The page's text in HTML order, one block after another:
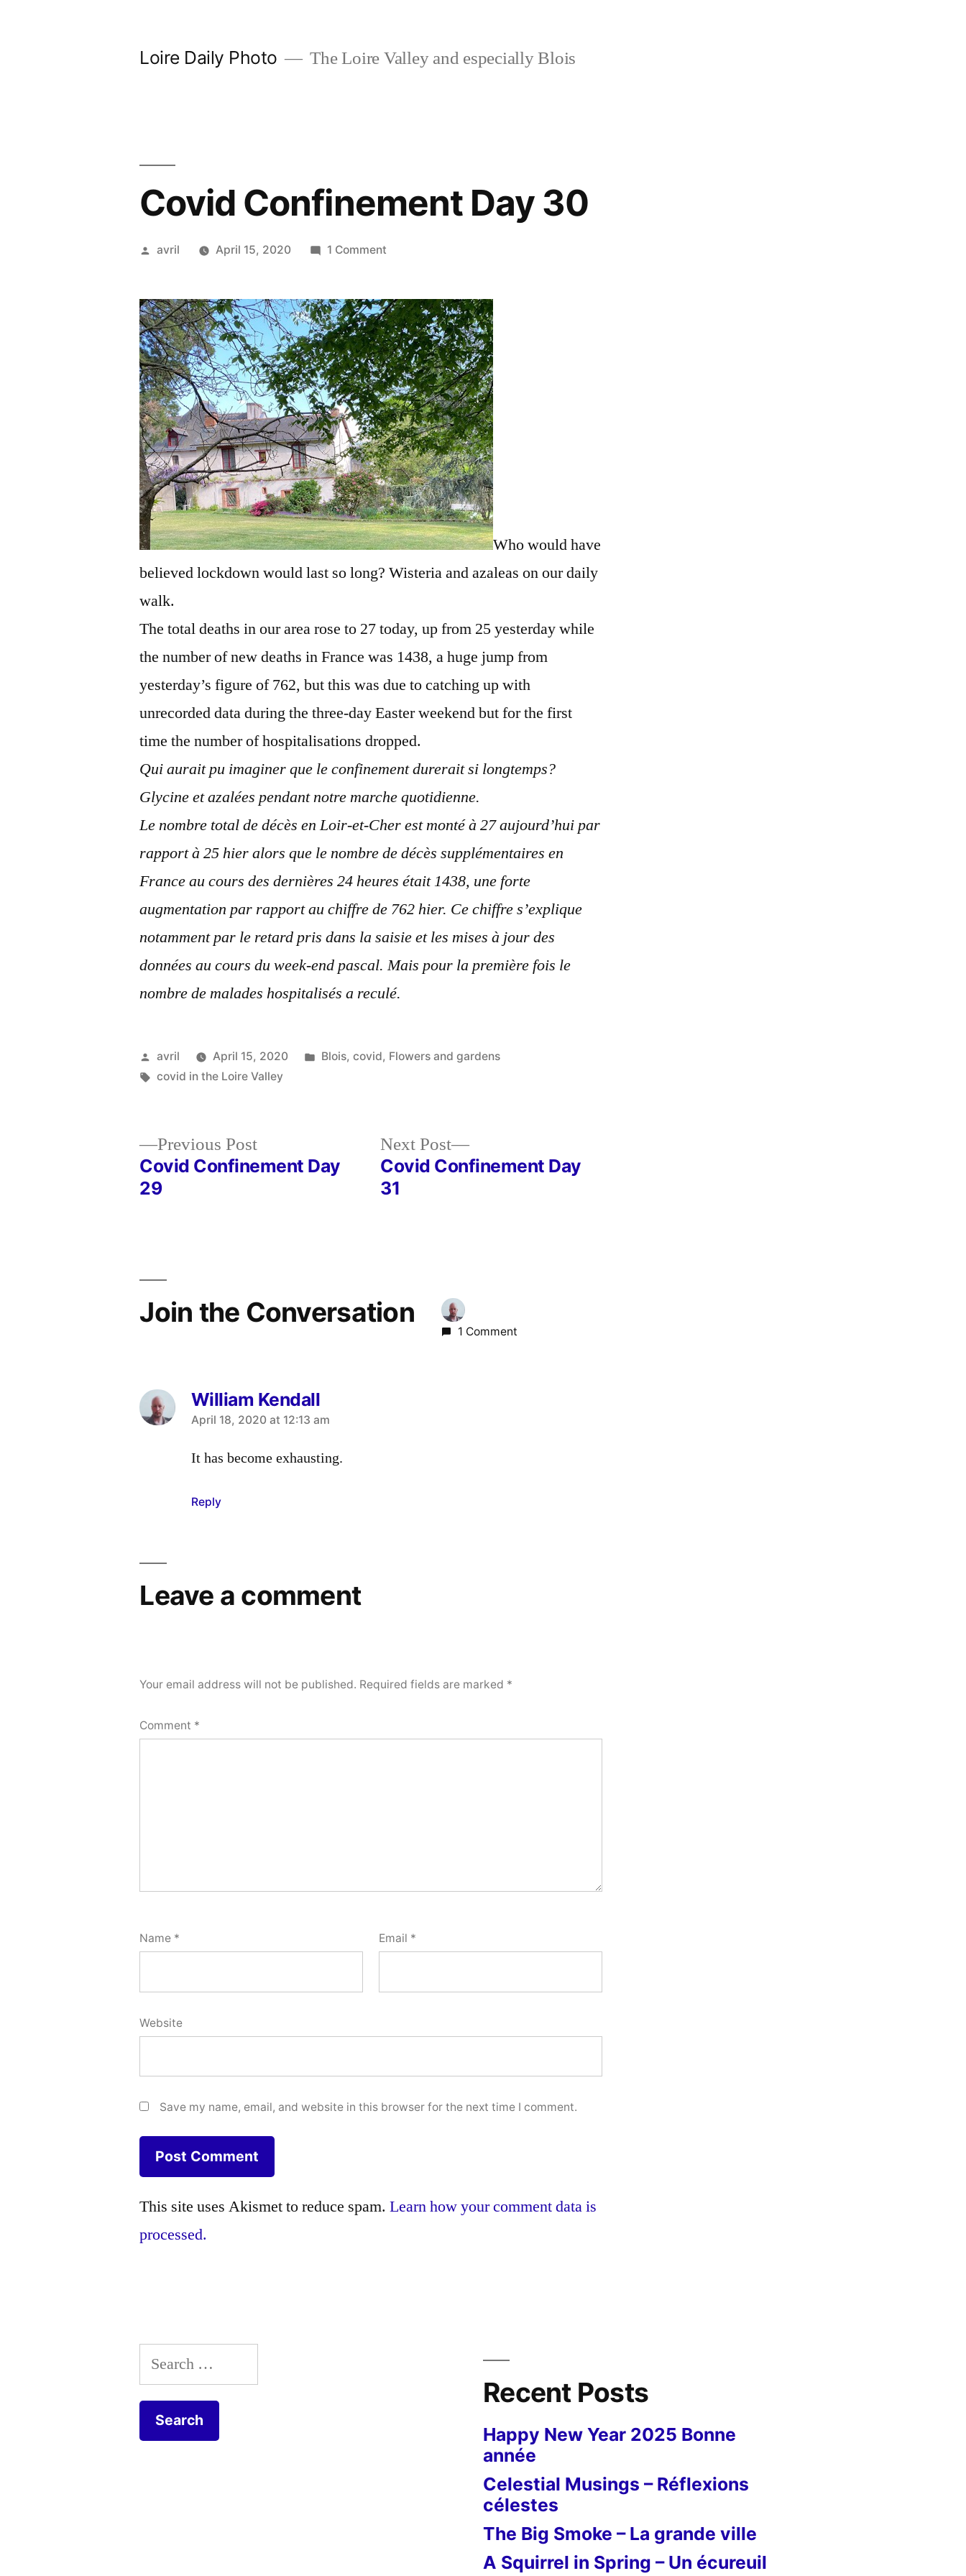
Loire Daily Photo The Loire Valley and especially Blois
Covid Confinement Day 30
Posted
avril April 15, 2020 1 Commenton
Day
30
Who would have
believed lockdown would last so long? Wisteria and azaleas on our daily
walk.
The total deaths in our area rose to 27 today, up from 25 yesterday while
the number of new deaths in France was 1438, a huge jump from
yesterday’s figure of 762, but this was due to catching up with
unrecorded data during the three-day Easter weekend but for the first
time the number of hospitalisations dropped.
Qui aurait pu imaginer que le confinement durerait si longtemps?
Glycine et azalées pendant notre marche quotidienne.
Le nombre total de décès en Loir-et-Cher est monté à 27 aujourd’hui par
rapport à 25 hier alors que le nombre de décès supplémentaires en
France au cours des dernières 24 heures était 1438, une forte
augmentation par rapport au chiffre de 762 hier. Ce chiffre s’explique
notamment par le retard pris dans la saisie et les mises à jour des
données au cours du week-end pascal. Mais pour la première fois le
nombre de malades hospitalisés a reculé.
Posted
by
avril April 15, 2020
Posted
Blois, covid, Flowers and gardens
Tags:
covid in the Loire Valley
Previous PostPrevious
post:
Covid Confinement Day
29
Next Post
Next
post:
Covid Confinement Day
31
Join the Conversation
1 Comment
William Kendall
says:
April 18, 2020 at 12:13 am
It has become exhausting.
Reply
Leave a comment
Your email address will not be published. Required fields are marked *
Comment *
Name * Email *
Website
Save my name, email, and website in this browser for the next time I comment.
This site uses Akismet to reduce spam.Learn how your comment data is
processed.
Search
for:
Recent Posts
Happy New Year 2025 Bonne
année
Celestial Musings – Réflexions
célestes
The Big Smoke – La grande ville
A Squirrel in Spring – Un écureuil